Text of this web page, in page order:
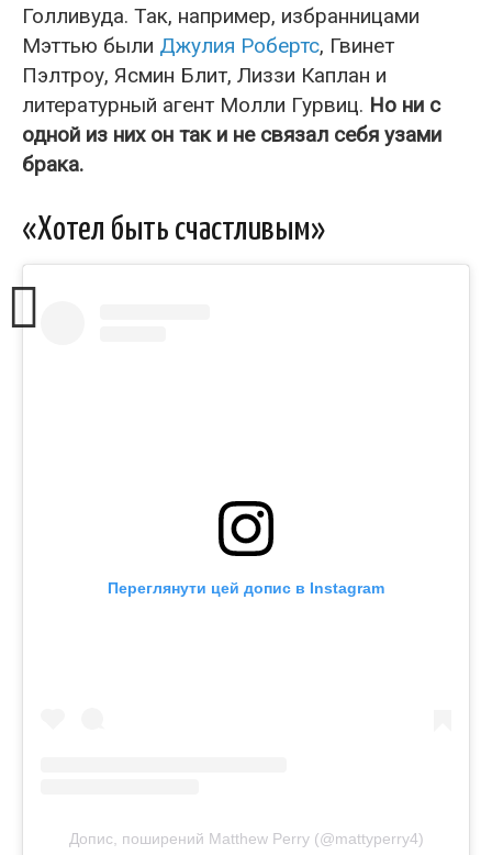
Голливуда. Так, например, избранницами
Мэттью были Джулия Робертс, Гвинет
Пэлтроу, Ясмин Блит, Лиззи Каплан и
литературный агент Молли Гурвиц. Но ни с
одной из них он так и не связал себя узами
брака.
«Хотел быть счастливым»
Переглянути цей допис в Instagram
Допис, поширений Matthew Perry (@mattyperry4)